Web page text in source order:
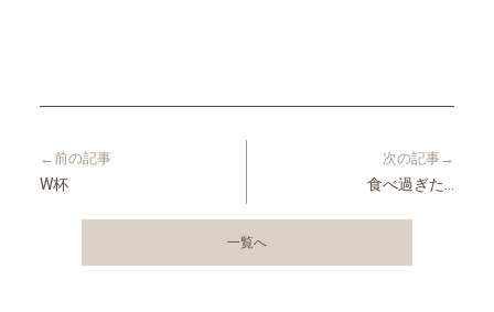
←前の記事
W杯
次の記事→
食べ過ぎた…
一覧へ